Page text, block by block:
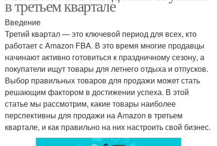
в третьем квартале
Введение
Третий квартал — это ключевой период для всех, кто
работает с Amazon FBA. В это время многие продавцы
начинают активно готовиться к праздничному сезону, а
покупатели ищут товары для летнего отдыха и отпусков.
Выбор правильных товаров для продажи может стать
решающим фактором в достижении успеха. В этой
статье мы рассмотрим, какие товары наиболее
перспективны для продажи на Amazon в третьем
квартале, и как правильно на них настроить свой бизнес.